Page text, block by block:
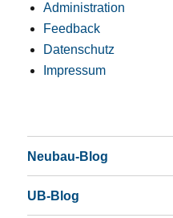
Administration
Feedback
Datenschutz
Impressum
Neubau-Blog
UB-Blog